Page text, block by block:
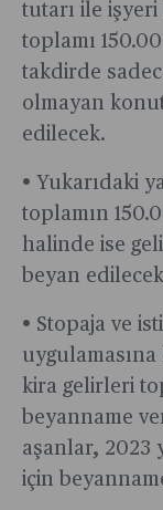
tutarı ile
toplamı
takdirde
olmayan
edilecek.
• Yukarıdaki
toplamın
halinde ise
beyan
• Stopaja ve
kira gelirleri
beyanname
aşanlar, 2023
için